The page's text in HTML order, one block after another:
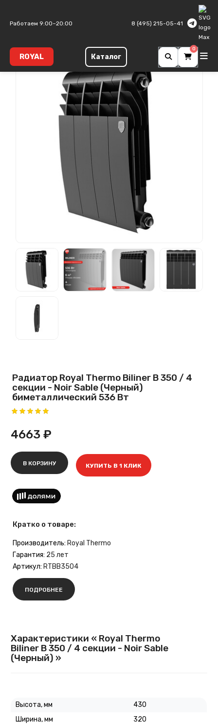
Работаем 9:00–20:00 8 (495) 215-05-41
ROYAL Каталог
0
Радиатор Royal Thermo Biliner B 350 / 4
секции - Noir Sable (Черный)
биметаллический 536 Вт
4663 ₽
В КОРЗИНУ КУПИТЬ В 1 КЛИК
Кратко о товаре:
Производитель: Royal Thermo
Гарантия: 25 лет
Артикул: RTBB3504
ПОДРОБНЕЕ
Характеристики « Royal Thermo
Biliner B 350 / 4 секции - Noir Sable
(Черный) »
Высота, мм
430
Ширина, мм
320